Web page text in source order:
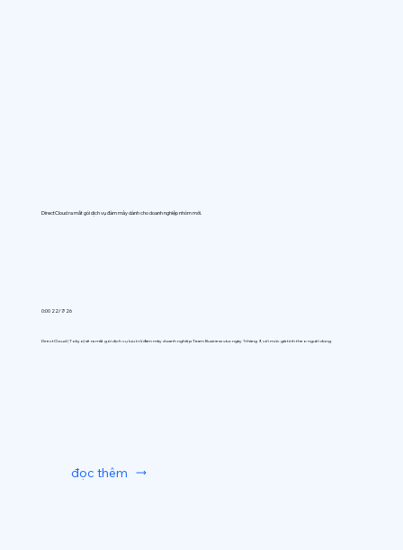
DirectCloud ra mắt gói dịch vụ đám mây dành cho doanh nghiệp nhóm mới.
0:00 22/7/26
DirectCloud (Tokyo) sẽ ra mắt gói dịch vụ lưu trữ đám mây doanh nghiệp Team Business vào ngày 1 tháng 9, với mức giá tính theo người dùng.
đọc thêm